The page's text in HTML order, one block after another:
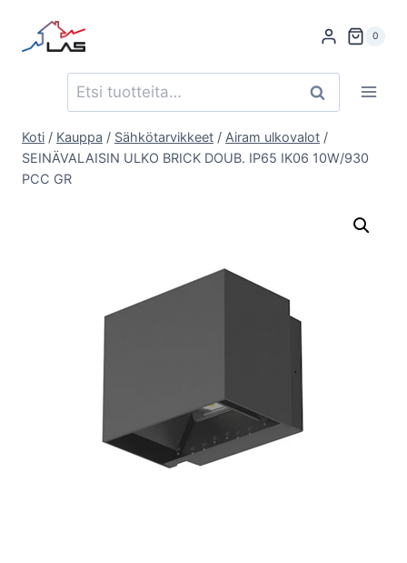
sisältöön
0
Etsi: Haku
Koti / Kauppa / Sähkötarvikkeet / Airam ulkovalot /
SEINÄVALAISIN ULKO BRICK DOUB. IP65 IK06 10W/930
PCC GR